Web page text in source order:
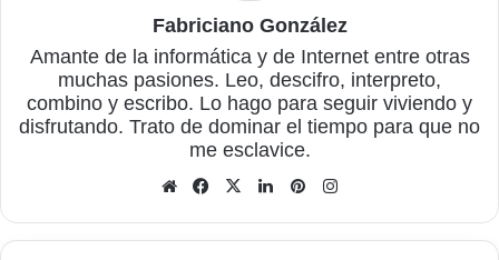
Fabriciano González
Amante de la informática y de Internet entre otras
muchas pasiones. Leo, descifro, interpreto,
combino y escribo. Lo hago para seguir viviendo y
disfrutando. Trato de dominar el tiempo para que no
me esclavice.
Sitio
Facebook
X LinkedInPinterest